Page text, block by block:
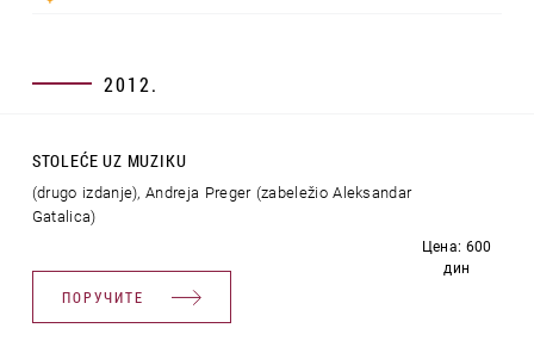
2012.
STOLEĆE UZ MUZIKU
(drugo izdanje), Andreja Preger (zabeležio Aleksandar
Gatalica)
ПОРУЧИТЕ
Цена: 600
дин